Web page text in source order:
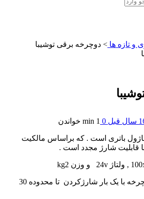
ها> دوچرخه برقی توشیبا
0
1 min خواندن
است . که براساس مالکیت
شارژ مجدد است .
به گفته توشیبا این دوچرخه با یک بار شارژکردن تا محدوده 30